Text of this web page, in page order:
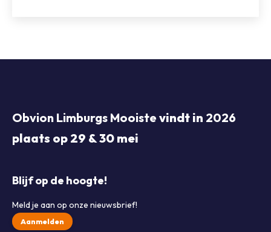
Obvion Limburgs Mooiste vindt in 2026
plaats op 29 & 30 mei
Blijf op de hoogte!
Meld je aan op onze nieuwsbrief!
Aanmelden